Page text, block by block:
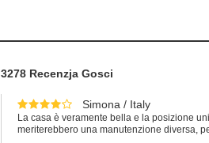
3278 Recenzja Gosci
Simona / Italy
La casa è veramente bella e la posizione
meriterebbero una manutenzione diversa,